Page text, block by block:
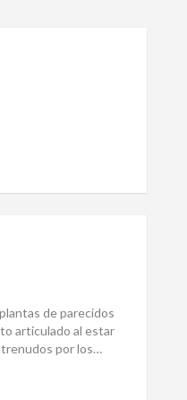
de parecidos
articulado al estar
por los…